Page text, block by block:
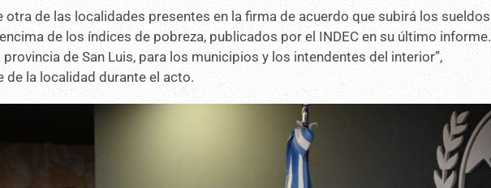
otra de las localidades presentes en la firma de acuerdo que subirá los sueldos
de los índices de pobreza, publicados por el INDEC en su último informe.
de San Luis, para los municipios y los intendentes del interior”,
de la localidad durante el acto.